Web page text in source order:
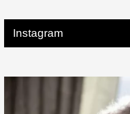
Instagram